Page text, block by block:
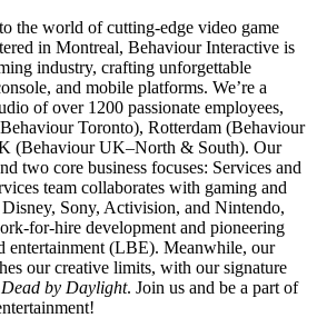
the world of cutting-edge video game
in Montreal, Behaviour Interactive is
industry, crafting unforgettable
and mobile platforms. We’re a
of over 1200 passionate employees,
Toronto), Rotterdam (Behaviour
(Behaviour UK–North & South). Our
two core business focuses: Services and
team collaborates with gaming and
Sony, Activision, and Nintendo,
for-hire development and pioneering
entertainment (LBE). Meanwhile, our
our creative limits, with our signature
Dead by Daylight. Join us and be a part of